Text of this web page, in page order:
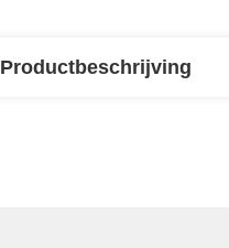
Productbeschrijving